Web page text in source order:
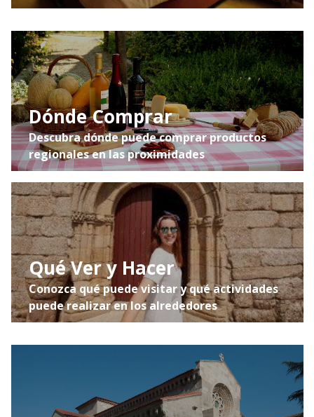
Dónde Comprar
Descubra dónde puede comprar productos
regionales en las proximidades
Qué Ver y Hacer
Conozca qué puede visitar y qué actividades
puede realizar en los alrededores